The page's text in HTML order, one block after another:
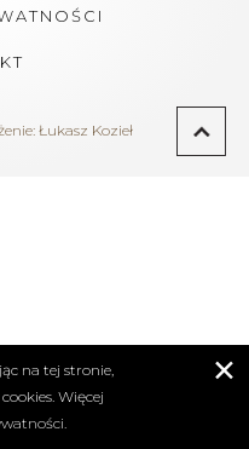
Łukasz Kozieł
na tej stronie,
Więcej
✕